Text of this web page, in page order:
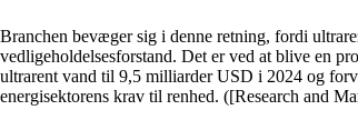
Branchen bevæger sig i denne retning, fordi
vedligeholdelsesforstand. Det er ved at blive en
ultrarent vand til 9,5 milliarder USD i 2024 og
energisektorens krav til renhed. ([Research and